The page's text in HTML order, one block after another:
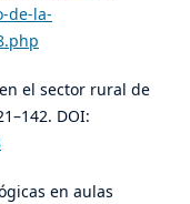
de-la-
el sector rural de
DOI:
en aulas